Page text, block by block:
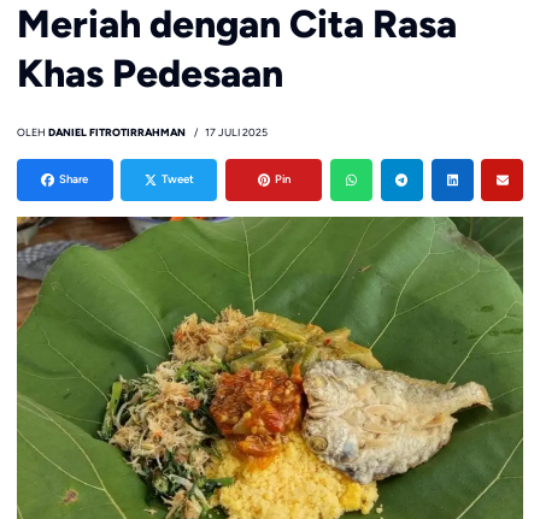
Meriah dengan Cita Rasa
Khas Pedesaan
OLEH DANIEL FITROTIRRAHMAN 17 JULI 2025
Share Tweet Pin